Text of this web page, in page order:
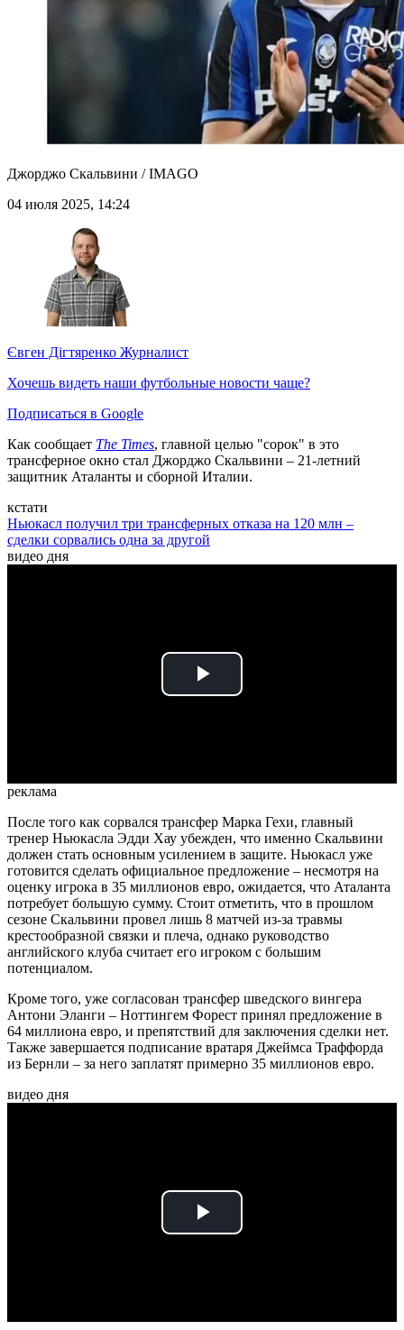
Джорджо Скальвини / IMAGO
04 июля 2025, 14:24
Євген Дігтяренко Журналист
Хочешь видеть наши футбольные новости чаще?
Подписаться в Google
Как сообщает The Times, главной целью "сорок" в это
трансферное окно стал Джорджо Скальвини – 21-летний
защитник Аталанты и сборной Италии.
кстати
Ньюкасл получил три трансферных отказа на 120 млн –
сделки сорвались одна за другой
видео дня
Play
реклама
После того как сорвался трансфер Марка Гехи, главный
тренер Ньюкасла Эдди Хау убежден, что именно Скальвини
должен стать основным усилением в защите. Ньюкасл уже
готовится сделать официальное предложение – несмотря на
оценку игрока в 35 миллионов евро, ожидается, что Аталанта
потребует большую сумму. Стоит отметить, что в прошлом
сезоне Скальвини провел лишь 8 матчей из-за травмы
крестообразной связки и плеча, однако руководство
английского клуба считает его игроком с большим
потенциалом.
Кроме того, уже согласован трансфер шведского вингера
Антони Эланги – Ноттингем Форест принял предложение в
64 миллиона евро, и препятствий для заключения сделки нет.
Также завершается подписание вратаря Джеймса Траффорда
из Бернли – за него заплатят примерно 35 миллионов евро.
видео дня
Play